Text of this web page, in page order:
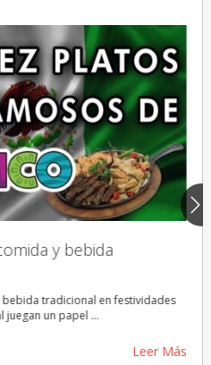
y bebida
tradicional en festividades
juegan un papel …
Leer Más